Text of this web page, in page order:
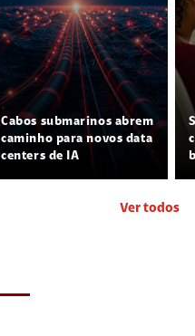
Cabos submarinos abrem
caminho para novos data
centers de IA
Ver todos